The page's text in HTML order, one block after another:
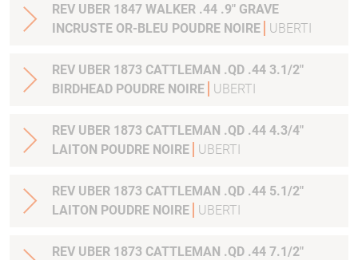
REV UBER 1847 WALKER .44 .9" GRAVE
INCRUSTE OR-BLEU POUDRE NOIRE
UBERTI
REV UBER 1873 CATTLEMAN .QD .44 3.1/2"
BIRDHEAD POUDRE NOIRE
UBERTI
REV UBER 1873 CATTLEMAN .QD .44 4.3/4"
LAITON POUDRE NOIRE
UBERTI
REV UBER 1873 CATTLEMAN .QD .44 5.1/2"
LAITON POUDRE NOIRE
UBERTI
REV UBER 1873 CATTLEMAN .QD .44 7.1/2"